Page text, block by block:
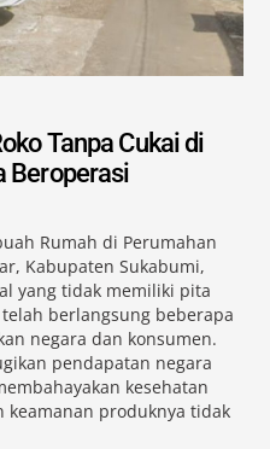
Tanpa Cukai di
Beroperasi
Rumah di Perumahan
Kabupaten Sukabumi,
yang tidak memiliki pita
berlangsung beberapa
negara dan konsumen.
pendapatan negara
kesehatan
keamanan produknya tidak